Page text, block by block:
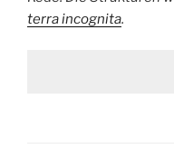
terra incognita.